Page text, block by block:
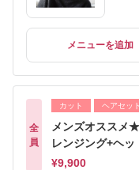
メニューを追加
全
員
カット ヘアセット
メンズオススメ
レンジング+ヘ
¥9,900